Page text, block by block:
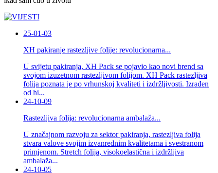
25-01-03
XH pakiranje rastezljive folije: revolucionarna...
U svijetu pakiranja, XH Pack se pojavio kao novi brend sa
svojom izuzetnom rastezljivom folijom. XH Pack rastezljiva
folija poznata je po vrhunskoj kvaliteti i izdržljivosti. Izrađen
od hi...
24-10-09
Rastezljiva folija: revolucionarna ambalaža...
U značajnom razvoju za sektor pakiranja, rastezljiva folija
stvara valove svojim izvanrednim kvalitetama i svestranom
primjenom. Stretch folija, visokoelastična i izdržljiva
ambalaža...
24-10-05